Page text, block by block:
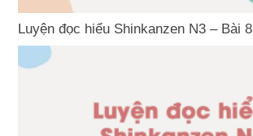
Luyện đọc hiểu Shinkanzen N3 – Bài 8